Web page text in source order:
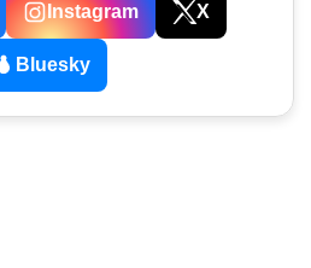
Instagram X
Bluesky